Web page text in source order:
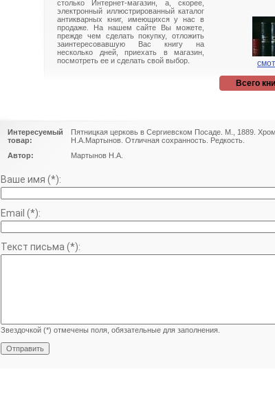
столько Интернет-магазин, а, скорее,
электронный иллюстрированный каталог
антикварных книг, имеющихся у нас в
продаже. На нашем сайте Вы можете,
прежде чем сделать покупку, отложить
заинтересовавшую Вас книгу на
несколько дней, приехать в магазин,
посмотреть ее и сделать свой выбор.
Всего
Интересуемый
товар:
Пятницкая церковь в Сергиевском Посаде. М., 1889.
Н.А.Мартынов. Отличная сохранность. Редкость.
Автор:
Мартынов Н.А.
Ваше имя (*):
Email (*):
Текст письма (*):
Звездочкой (*) отмечены поля, обязательные для заполнения.